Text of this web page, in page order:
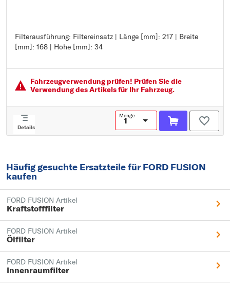
Filterausführung: Filtereinsatz | Länge [mm]: 217 | Breite
[mm]: 168 | Höhe [mm]: 34
Filterausführung: Filtereinsatz
Länge [mm]: 217
Höhe [mm]: 34
Fahrzeugver­wendung prüfen! Prüfen Sie die
Verwendung des Artikels für Ihr Fahrzeug.
Details
Menge
Häufig gesuchte Ersatzteile für FORD FUSION
kaufen
FORD FUSION Artikel
Kraftstofffilter
FORD FUSION Artikel
Ölfilter
FORD FUSION Artikel
Innenraumfilter